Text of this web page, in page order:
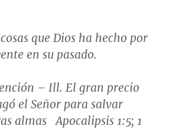
que Dios ha hecho por
en su pasado.
– Ill. El gran precio
el Señor para salvar
almas Apocalipsis 1:5; 1